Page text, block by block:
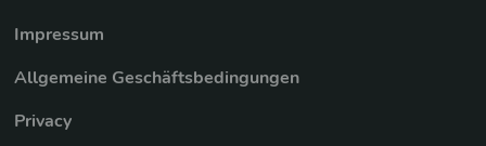
Impressum
Allgemeine Geschäftsbedingungen
Privacy